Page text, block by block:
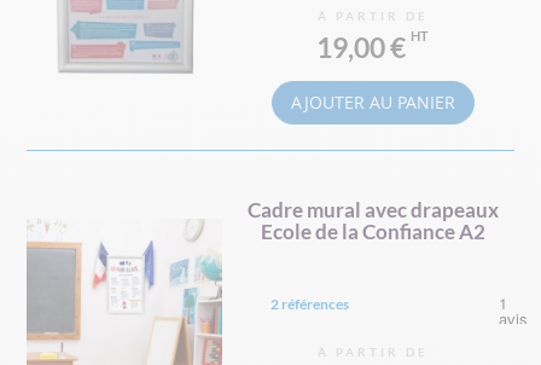
À PARTIR DE
19,00 €
AJOUTER AU PANIER
Cadre mural avec drapeaux
Ecole de la Confiance A2
2 références
À PARTIR DE